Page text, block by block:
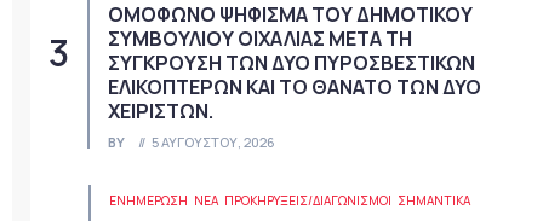
ΟΜΟΦΩΝΟ ΨΗΦΙΣΜΑ ΤΟΥ ΔΗΜΟΤΙΚΟΥ
ΣΥΜΒΟΥΛΙΟΥ ΟΙΧΑΛΙΑΣ ΜΕΤΑ ΤΗ
ΣΥΓΚΡΟΥΣΗ ΤΩΝ ΔΥΟ ΠΥΡΟΣΒΕΣΤΙΚΩΝ
ΕΛΙΚΟΠΤΕΡΩΝ ΚΑΙ ΤΟ ΘΑΝΑΤΟ ΤΩΝ ΔΥΟ
ΧΕΙΡΙΣΤΩΝ.
BY 5 ΑΥΓΟΎΣΤΟΥ, 2026
ΕΝΗΜΕΡΩΣΗ ΝΈΑ ΠΡΟΚΗΡΎΞΕΙΣ/ΔΙΑΓΩΝΙΣΜΟΊ ΣΗΜΑΝΤΙΚΆ